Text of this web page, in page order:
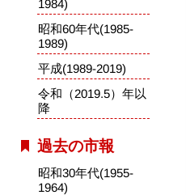
1984)
昭和60年代(1985-
1989)
平成(1989-2019)
令和（2019.5）年以
降
過去の市報
昭和30年代(1955-
1964)